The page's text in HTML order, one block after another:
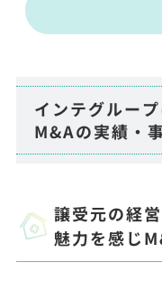
インテグルー
M&Aの実績・
譲受元の経
魅力を感じ